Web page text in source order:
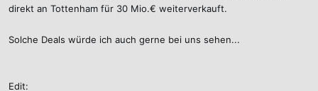
direkt an Tottenham für 30 Mio.€ weiterverkauft.
Solche Deals würde ich auch gerne bei uns sehen...
Edit: